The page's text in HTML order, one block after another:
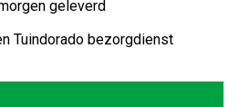
geleverd
Tuindorado bezorgdienst